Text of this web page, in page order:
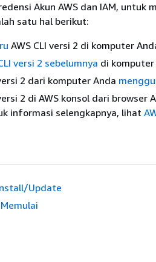
Akun AWS dan IAM, untuk
satu hal berikut:
AWS CLI versi 2 di komputer
versi 2 sebelumnya di komputer
2 dari komputer Anda
2 di AWS konsol dari browser
informasi selengkapnya, lihat
Update
Memulai